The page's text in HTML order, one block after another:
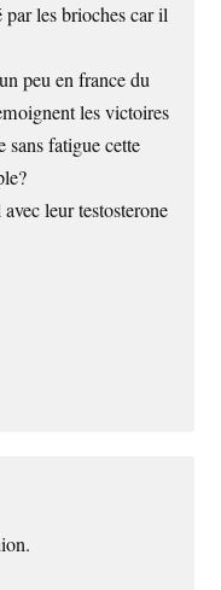
les brioches car il
peu en france du
les victoires
sans fatigue cette
leur testosterone